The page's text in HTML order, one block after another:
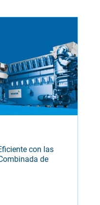
con las
de